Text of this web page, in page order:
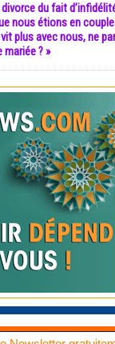
divorce du fait
nous étions en
plus avec nous, ne
? »